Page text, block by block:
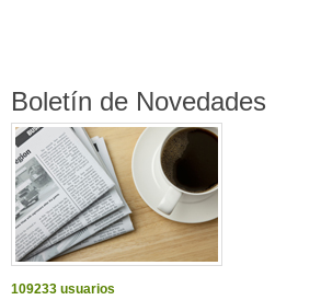
Boletín de Novedades
109233 usuarios